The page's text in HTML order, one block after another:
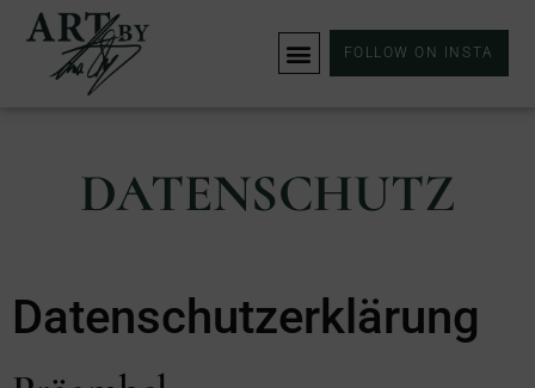
FOLLOW ON INSTA
DATENSCHUTZ
Datenschutzerklärung